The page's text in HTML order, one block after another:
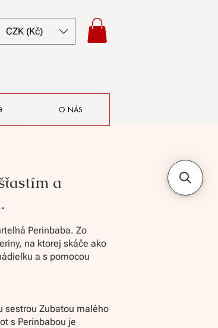
CZK (Kč)
O NÁS
a
Perinbaba. Zo
na ktorej skáče ako
a s pomocou
sestrou Zubatou malého
s Perinbabou je